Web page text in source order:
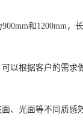
和1200mm
以根据客户的需求
、光面等不同质感